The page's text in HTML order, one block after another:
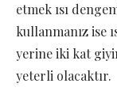
etmek ısı
kullanmanız ise
yerine iki kat
yeterli olacaktır.